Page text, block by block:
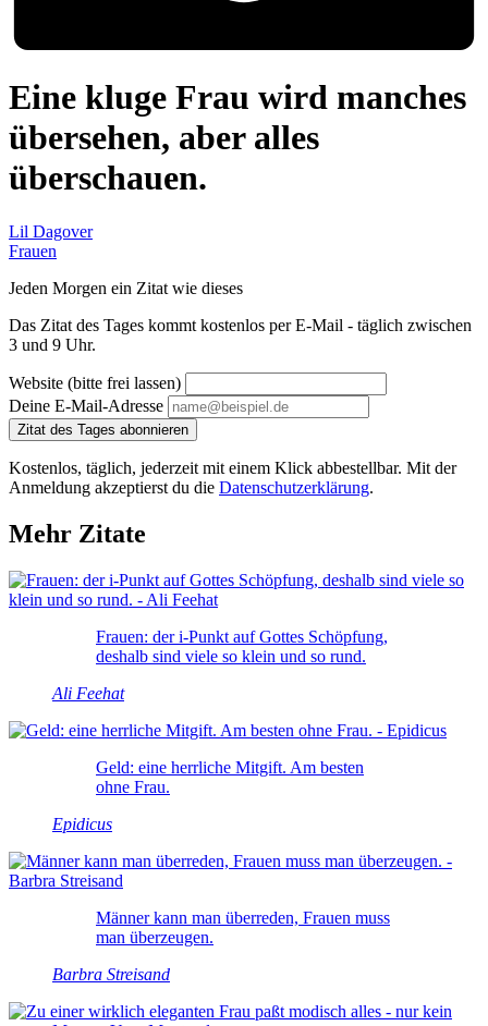
Eine kluge Frau wird manches
übersehen, aber alles
überschauen.
Lil Dagover
Frauen
Jeden Morgen ein Zitat wie dieses
Das Zitat des Tages kommt kostenlos per E-Mail - täglich zwischen
3 und 9 Uhr.
Website (bitte frei lassen)
Deine E-Mail-Adresse
Zitat des Tages abonnieren
Kostenlos, täglich, jederzeit mit einem Klick abbestellbar. Mit der
Anmeldung akzeptierst du die Datenschutzerklärung.
Mehr Zitate
Frauen: der i-Punkt auf Gottes Schöpfung,
deshalb sind viele so klein und so rund.
Ali Feehat
Geld: eine herrliche Mitgift. Am besten
ohne Frau.
Epidicus
Männer kann man überreden, Frauen muss
man überzeugen.
Barbra Streisand